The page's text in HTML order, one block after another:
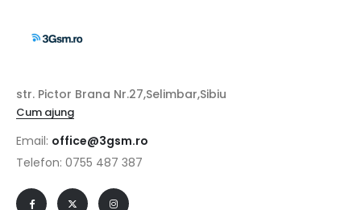
str. Pictor Brana Nr.27,Selimbar,Sibiu
Cum ajung
Email: office@3gsm.ro
Telefon: 0755 487 387